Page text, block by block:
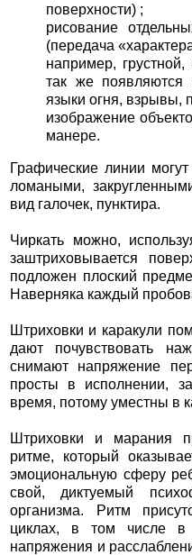
поверхности) ;
рисование
(передача
например,
так же появляются
языки огня, взрывы,
изображение
манере.
Графические линии
ломаными,
вид галочек, пунктира.
Чиркать можно,
заштриховывается
подложен плоский
Наверняка каждый
Штриховки и каракули
дают почувствовать
снимают напряжение
просты в исполнении,
время, потому уместны в
Штриховки и марания
ритме, который
эмоциональную сферу
свой, диктуемый
организма. Ритм
циклах, в том числе в
напряжения и